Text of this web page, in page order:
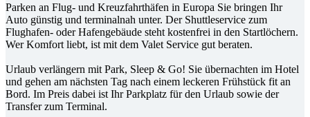
Parken an Flug- und Kreuzfahrthäfen in Europa Sie bringen Ihr
Auto günstig und terminalnah unter. Der Shuttleservice zum
Flughafen- oder Hafengebäude steht kostenfrei in den Startlöchern.
Wer Komfort liebt, ist mit dem Valet Service gut beraten.
Urlaub verlängern mit Park, Sleep & Go! Sie übernachten im Hotel
und gehen am nächsten Tag nach einem leckeren Frühstück fit an
Bord. Im Preis dabei ist Ihr Parkplatz für den Urlaub sowie der
Transfer zum Terminal.